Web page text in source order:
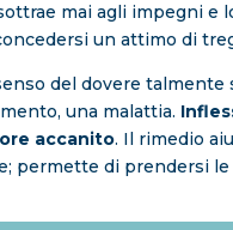
mai agli impegni e
un attimo di
del dovere
una malattia.
accanito. Il rimedio
permette di prendersi